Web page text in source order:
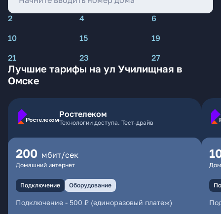
2 4
6
10
15
19
21
23 27
Лучшие тарифы на ул Училищная в
Омске
Ростелеком
Технологии доступа. Тест-драйв
200 мбит/сек
Домашний интернет
Подключение Оборудование
Подключение - 500 ₽ (единоразовый платеж)